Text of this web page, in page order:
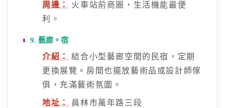
周邊：火車站前商圈，生活機能最便
利。
9. 藝廊。宿
介紹：結合小型藝廊空間的民宿，定期
更換展覽。房間也擺放藝術品或設計師傢
俱，充滿藝術氛圍。
地址：員林市萬年路三段